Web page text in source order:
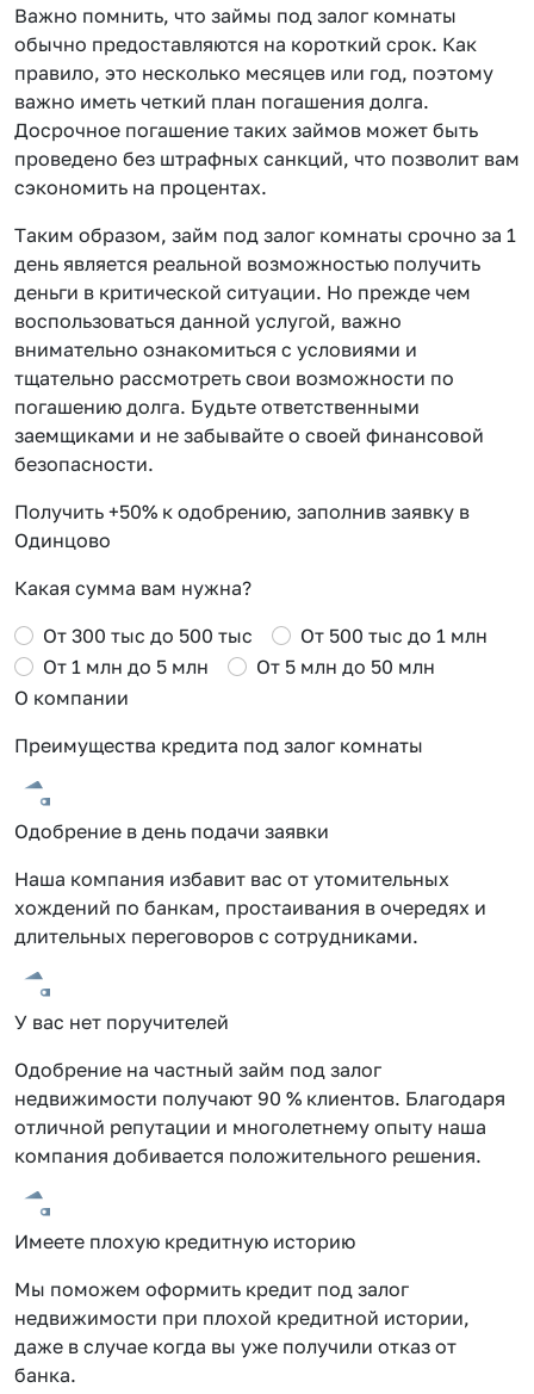
Важно помнить, что займы под залог комнаты
обычно предоставляются на короткий срок. Как
правило, это несколько месяцев или год, поэтому
важно иметь четкий план погашения долга.
Досрочное погашение таких займов может быть
проведено без штрафных санкций, что позволит вам
сэкономить на процентах.
Таким образом, займ под залог комнаты срочно за 1
день является реальной возможностью получить
деньги в критической ситуации. Но прежде чем
воспользоваться данной услугой, важно
внимательно ознакомиться с условиями и
тщательно рассмотреть свои возможности по
погашению долга. Будьте ответственными
заемщиками и не забывайте о своей финансовой
безопасности.
Получить +50% к одобрению, заполнив заявку в
Одинцово
Какая сумма вам нужна?
От 300 тыс до 500 тыс
От 500 тыс до 1 млн
От 1 млн до 5 млн
От 5 млн до 50 млн
О компании
Преимущества кредита под залог комнаты
Одобрение в день подачи заявки
Наша компания избавит вас от утомительных
хождений по банкам, простаивания в очередях и
длительных переговоров с сотрудниками.
У вас нет поручителей
Одобрение на частный займ под залог
недвижимости получают 90 % клиентов. Благодаря
отличной репутации и многолетнему опыту наша
компания добивается положительного решения.
Имеете плохую кредитную историю
Мы поможем оформить кредит под залог
недвижимости при плохой кредитной истории,
даже в случае когда вы уже получили отказ от
банка.